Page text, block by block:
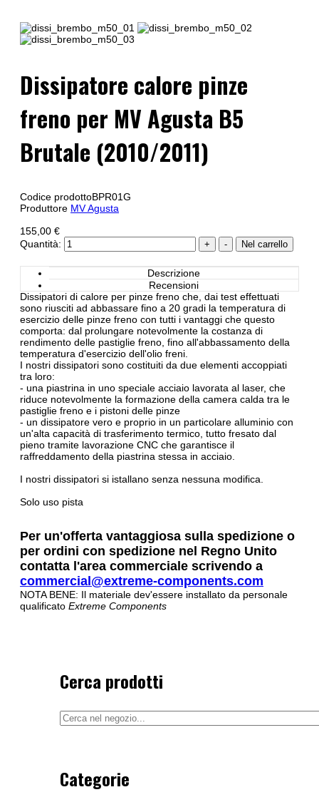
Dissipatore calore pinze
freno per MV Agusta B5
Brutale (2010/2011)
Codice prodottoBPR01G
Produttore MV Agusta
155,00 €
Quantità:
Descrizione
Recensioni
Dissipatori di calore per pinze freno che, dai test effettuati
sono riusciti ad abbassare fino a 20 gradi la temperatura di
esercizio delle pinze freno con tutti i vantaggi che questo
comporta: dal prolungare notevolmente la costanza di
rendimento delle pastiglie freno, fino all'abbassamento della
temperatura d'esercizio dell'olio freni.
I nostri dissipatori sono costituiti da due elementi accoppiati
tra loro:
- una piastrina in uno speciale acciaio lavorata al laser, che
riduce notevolmente la formazione della camera calda tra le
pastiglie freno e i pistoni delle pinze
- un dissipatore vero e proprio in un particolare alluminio con
un'alta capacità di trasferimento termico, tutto fresato dal
pieno tramite lavorazione CNC che garantisce il
raffreddamento della piastrina stessa in acciaio.
I nostri dissipatori si istallano senza nessuna modifica.
Solo uso pista
Per un'offerta vantaggiosa sulla spedizione o
per ordini con spedizione nel Regno Unito
contatta l'area commerciale scrivendo a
commercial@extreme-components.com
NOTA BENE: Il materiale dev'essere installato da personale
qualificato Extreme Components
Cerca prodotti
Categorie